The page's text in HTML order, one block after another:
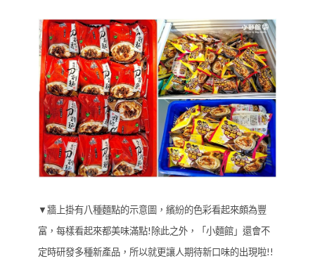
▼牆上掛有八種麵點的示意圖，繽紛的色彩看起來頗為豐
富，每樣看起來都美味滿點!除此之外，「小麵館」還會不
定時研發多種新產品，所以就更讓人期待新口味的出現啦!!